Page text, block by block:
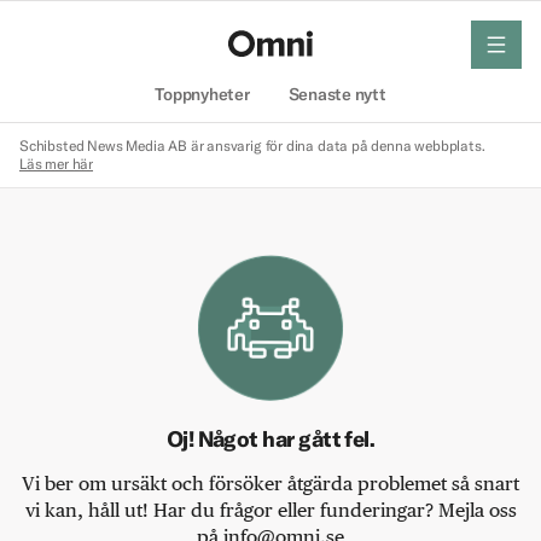
Toppnyheter Senaste nytt
meny
Schibsted News Media AB är ansvarig för dina data på denna webbplats.
Läs mer här
Oj! Något har gått fel.
Vi ber om ursäkt och försöker åtgärda problemet så snart
vi kan, håll ut! Har du frågor eller funderingar? Mejla oss